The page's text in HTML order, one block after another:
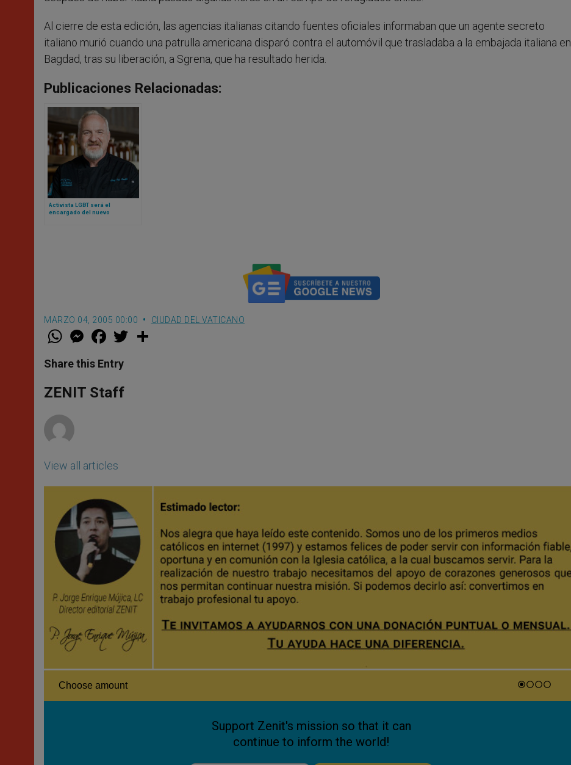
Al cierre de esta edición, las agencias italianas citando fuentes oficiales informaban que un agente secreto
italiano murió cuando una patrulla americana disparó contra el automóvil que trasladaba a la embajada italiana en
Bagdad, tras su liberación, a Sgrena, que ha resultado herida.
Publicaciones Relacionadas:
Activista LGBT será el
encargado del nuevo
MARZO 04, 2005 00:00 CIUDAD DEL VATICANO
W
t
s
p
p
M
e
s
e
g
e
F
a
e
b
o
k
w
Share this Entry
ZENIT Staff
View all articles